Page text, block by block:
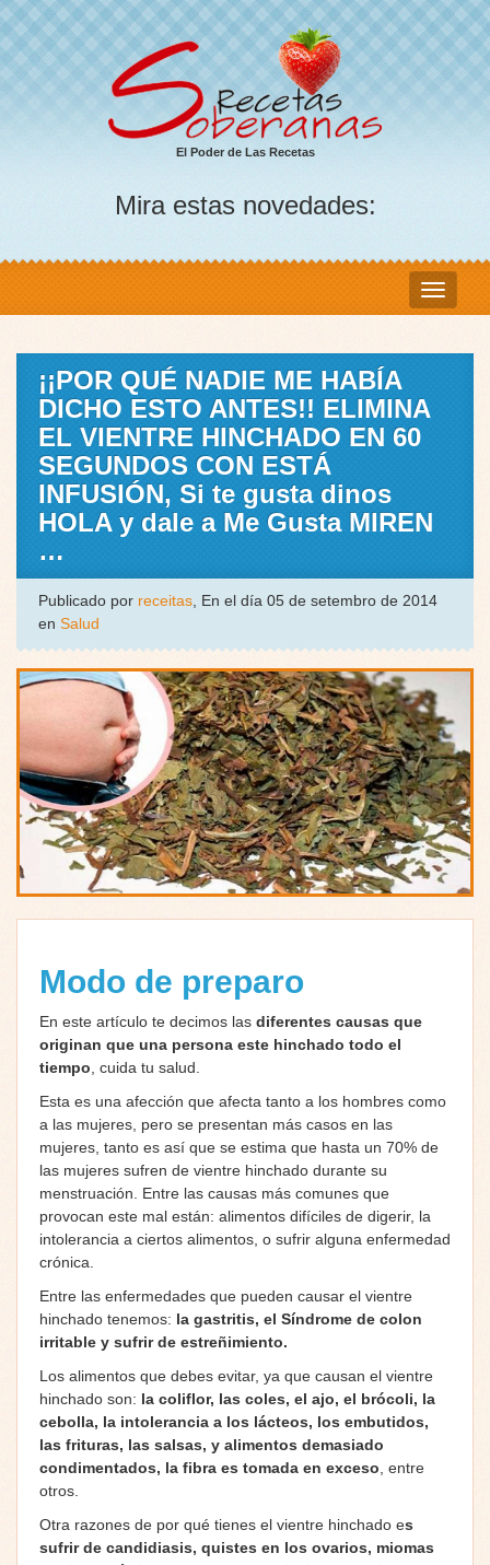
El Poder de Las Recetas
Mira estas novedades:
¡¡POR QUÉ NADIE ME HABÍA
DICHO ESTO ANTES!! ELIMINA
EL VIENTRE HINCHADO EN 60
SEGUNDOS CON ESTÁ
INFUSIÓN, Si te gusta dinos
HOLA y dale a Me Gusta MIREN
…
Publicado por receitas, En el día 05 de setembro de 2014
en Salud
Modo de preparo
En este artículo te decimos las diferentes causas que
originan que una persona este hinchado todo el
tiempo , cuida tu salud.
Esta es una afección que afecta tanto a los hombres como
a las mujeres, pero se presentan más casos en las
mujeres, tanto es así que se estima que hasta un 70% de
las mujeres sufren de vientre hinchado durante su
menstruación. Entre las causas más comunes que
provocan este mal están: alimentos difíciles de digerir, la
intolerancia a ciertos alimentos, o sufrir alguna enfermedad
crónica.
Entre las enfermedades que pueden causar el vientre
hinchado tenemos: la gastritis, el Síndrome de colon
irritable y sufrir de estreñimiento.
Los alimentos que debes evitar, ya que causan el vientre
hinchado son: la coliflor, las coles, el ajo, el brócoli, la
cebolla, la intolerancia a los lácteos, los embutidos,
las frituras, las salsas, y alimentos demasiado
condimentados, la fibra es tomada en exceso , entre
otros.
Otra razones de por qué tienes el vientre hinchado es
sufrir de candidiasis, quistes en los ovarios, miomas